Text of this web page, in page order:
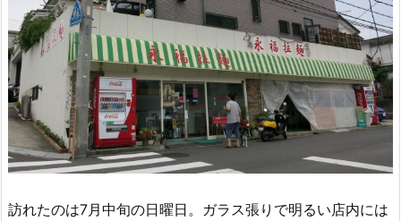
訪れたのは7月中旬の日曜日。ガラス張りで明るい店内には